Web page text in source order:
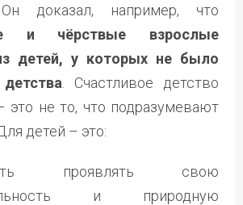
доказал, например, что
и чёрствые взрослые
детей, у которых не было
. Счастливое детство
это не то, что подразумевают
детей – это:
проявлять свою
и природную